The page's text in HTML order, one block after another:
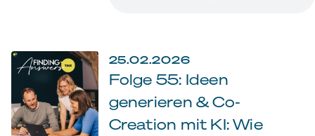
25.02.2026
Folge 55: Ideen
generieren & Co-
Creation mit KI: Wie